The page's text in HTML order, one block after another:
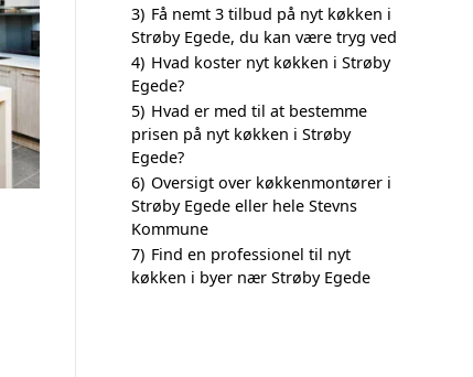
3) Få nemt 3 tilbud på nyt køkken i
Strøby Egede, du kan være tryg ved
4) Hvad koster nyt køkken i Strøby
Egede?
5) Hvad er med til at bestemme
prisen på nyt køkken i Strøby
Egede?
6) Oversigt over køkkenmontører i
Strøby Egede eller hele Stevns
Kommune
7) Find en professionel til nyt
køkken i byer nær Strøby Egede